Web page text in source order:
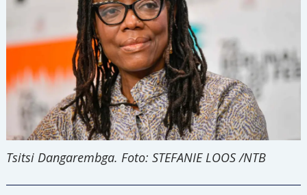
Tsitsi Dangarembga. Foto: STEFANIE LOOS /NTB